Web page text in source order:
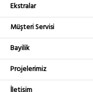
Ekstralar
Müşteri Servisi
Bayilik
Projelerimiz